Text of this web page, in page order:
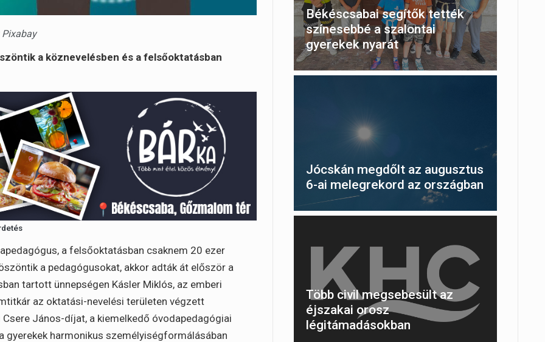
Pixabay
a köznevelésben és a felsőoktatásban
a felsőoktatásban csaknem 20 ezer
a pedagógusokat, akkor adták át először a
tartott ünnepségen Kásler Miklós, az emberi
az oktatási-nevelési területen végzett
János-díjat, a kiemelkedő óvodapedagógiai
gyerekek harmonikus személyiségformálásában
Békéscsabai segítők tették
színesebbé a szalontai
gyerekek nyarát
Jócskán megdőlt az augusztus
6-ai melegrekord az országban
Több civil megsebesült az
éjszakai orosz
légitámadásokban